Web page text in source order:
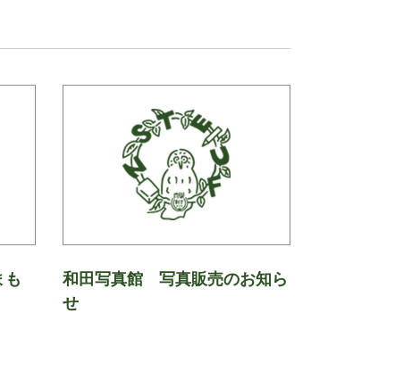
和田写真館 写真販売のお知ら
せ